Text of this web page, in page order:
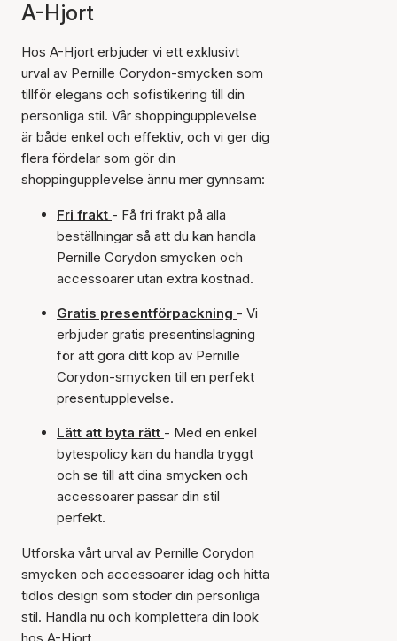
A-Hjort
Hos A-Hjort erbjuder vi ett exklusivt
urval av Pernille Corydon-smycken som
tillför elegans och sofistikering till din
personliga stil. Vår shoppingupplevelse
är både enkel och effektiv, och vi ger dig
flera fördelar som gör din
shoppingupplevelse ännu mer gynnsam:
Fri frakt - Få fri frakt på alla
beställningar så att du kan handla
Pernille Corydon smycken och
accessoarer utan extra kostnad.
Gratis presentförpackning - Vi
erbjuder gratis presentinslagning
för att göra ditt köp av Pernille
Corydon-smycken till en perfekt
presentupplevelse.
Lätt att byta rätt - Med en enkel
bytespolicy kan du handla tryggt
och se till att dina smycken och
accessoarer passar din stil
perfekt.
Utforska vårt urval av Pernille Corydon
smycken och accessoarer idag och hitta
tidlös design som stöder din personliga
stil. Handla nu och komplettera din look